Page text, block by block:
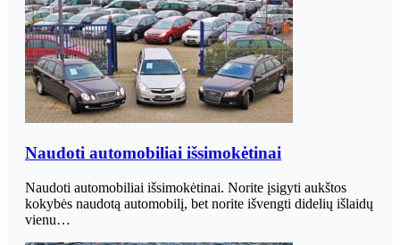
Naudoti automobiliai išsimokėtinai
Naudoti automobiliai išsimokėtinai. Norite įsigyti aukštos
kokybės naudotą automobilį, bet norite išvengti didelių išlaidų
vienu…